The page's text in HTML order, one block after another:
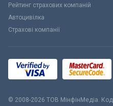
Рейтинг страхових компаній
Автоцивілка
Страхові компанії
© 2008-2026 ТОВ МiнфiнМедiа.